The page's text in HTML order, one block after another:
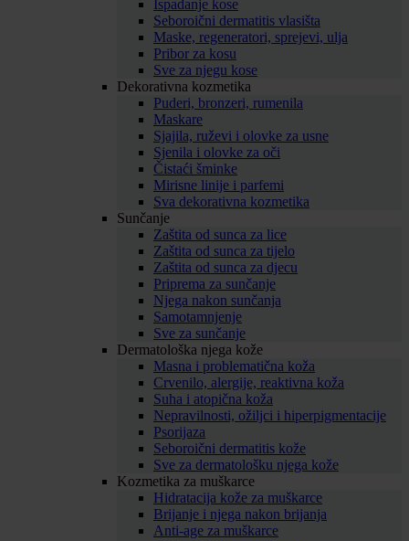
Ispadanje kose
Seboroični dermatitis vlasišta
Maske, regeneratori, sprejevi, ulja
Pribor za kosu
Sve za njegu kose
Dekorativna kozmetika
Puderi, bronzeri, rumenila
Maskare
Sjajila, ruževi i olovke za usne
Sjenila i olovke za oči
Čistaći šminke
Mirisne linije i parfemi
Sva dekorativna kozmetika
Sunčanje
Zaštita od sunca za lice
Zaštita od sunca za tijelo
Zaštita od sunca za djecu
Priprema za sunčanje
Njega nakon sunčanja
Samotamnjenje
Sve za sunčanje
Dermatološka njega kože
Masna i problematična koža
Crvenilo, alergije, reaktivna koža
Suha i atopična koža
Nepravilnosti, ožiljci i hiperpigmentacije
Psorijaza
Seboroični dermatitis kože
Sve za dermatološku njega kože
Kozmetika za muškarce
Hidratacija kože za muškarce
Brijanje i njega nakon brijanja
Anti-age za muškarce